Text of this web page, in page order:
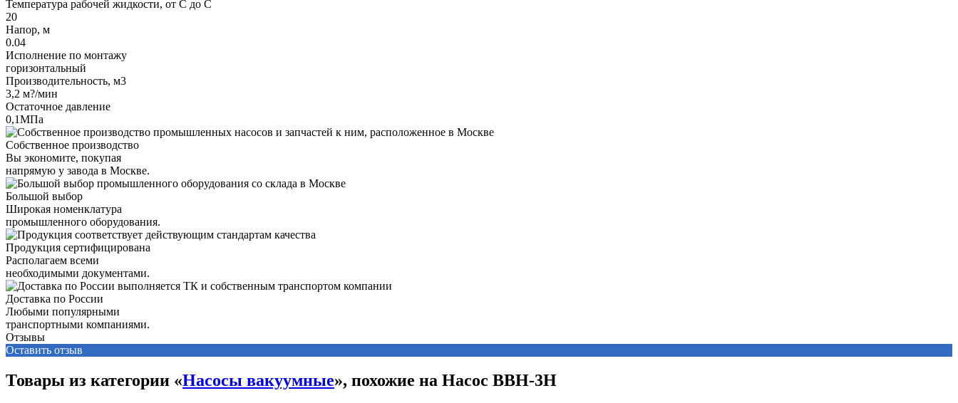
Температура рабочей жидкости, от С до С
20
Напор, м
0.04
Исполнение по монтажу
горизонтальный
Производительность, м3
3,2 м?/мин
Остаточное давление
0,1МПа
Собственное производство
Вы экономите, покупая
напрямую у завода в Москве.
Большой выбор
Широкая номенклатура
промышленного оборудования.
Продукция сертифицирована
Располагаем всеми
необходимыми документами.
Доставка по России
Любыми популярными
транспортными компаниями.
Отзывы
Оставить отзыв
Товары из категории «Насосы вакуумные», похожие на Насос ВВН-3Н